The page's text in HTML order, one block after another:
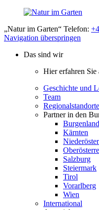
„Natur im Garten“ Telefon:
Navigation überspringen
Das sind wir
Hier erfahren Sie
Geschichte und
Team
Regionalstandorte
Partner in den
Burgenland
Kärnten
Salzburg
Steiermark
Tirol
Vorarlberg
Wien
International